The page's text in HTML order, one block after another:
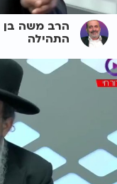
הרב משה בן
התהילה